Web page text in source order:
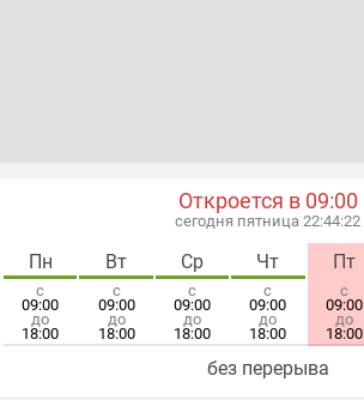
Откроется в 09:00
сегодня пятница 22:44:23
Пн
с
09:00
до
18:00
Вт
с
09:00
до
18:00
Ср
с
09:00
до
18:00
Чт
с
09:00
до
18:00
Пт
с
09:00
до
18:00
без перерыва